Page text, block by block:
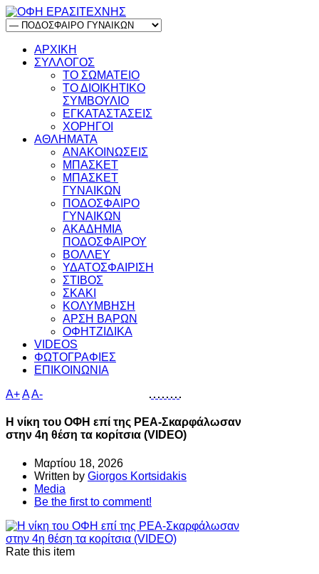
ΑΡΧΙΚΗ
ΣΥΛΛΟΓΟΣ
ΤΟ ΣΩΜΑΤΕΙΟ
ΤΟ ΔΙΟΙΚΗΤΙΚΟ
ΣΥΜΒΟΥΛΙΟ
ΕΓΚΑΤΑΣΤΑΣΕΙΣ
ΧΟΡΗΓΟΙ
ΑΘΛΗΜΑΤΑ
ΑΝΑΚΟΙΝΩΣΕΙΣ
ΜΠΑΣΚΕΤ
ΜΠΑΣΚΕΤ
ΓΥΝΑΙΚΩΝ
ΠΟΔΟΣΦΑΙΡΟ
ΓΥΝΑΙΚΩΝ
ΑΚΑΔΗΜΙΑ
ΠΟΔΟΣΦΑΙΡΟΥ
ΒΟΛΛΕΥ
ΥΔΑΤΟΣΦΑΙΡΙΣΗ
ΣΤΙΒΟΣ
ΣΚΑΚΙ
ΚΟΛΥΜΒΗΣΗ
ΑΡΣΗ ΒΑΡΩΝ
ΟΦΗΤΖΙΔΙΚΑ
VIDEOS
ΦΩΤΟΓΡΑΦΙΕΣ
ΕΠΙΚΟΙΝΩΝΙΑ
A+AA-
Η νίκη του ΟΦΗ επί της ΡΕΑ-Σκαρφάλωσαν
στην 4η θέση τα κορίτσια (VIDEO)
Μαρτίου 18, 2026
Written by Giorgos Kortsidakis
Media
Be the first to comment!
Rate this item